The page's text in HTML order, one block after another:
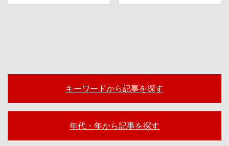
キーワードから記事を探す
年代・年から記事を探す